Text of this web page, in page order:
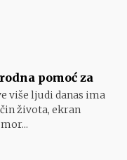
pomoć za
više ljudi danas ima
života, ekran